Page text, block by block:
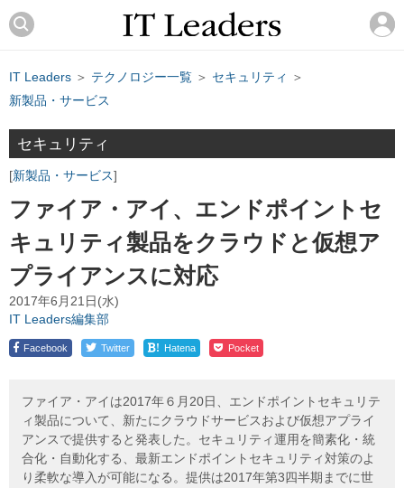
IT Leaders ＞ テクノロジー一覧 ＞ セキュリティ
＞
新製品・サービス
セキュリティ
新製品・サービス
ファイア・アイ、エンドポイントセ
キュリティ製品をクラウドと仮想ア
プライアンスに対応
2017年6月21日(水)
IT Leaders編集部
Facebook Twitter ! Hatena Pocket
ファイア・アイは2017年６月20日、エンドポイントセキュリテ
ィ製品について、新たにクラウドサービスおよび仮想アプライ
アンスで提供すると発表した。セキュリティ運用を簡素化・統
合化・自動化する、最新エンドポイントセキュリティ対策のよ
り柔軟な導入が可能になる。提供は2017年第3四半期までに世